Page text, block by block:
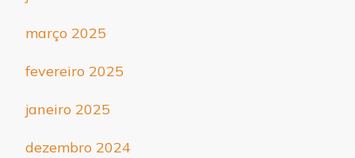
março 2025
fevereiro 2025
janeiro 2025
dezembro 2024